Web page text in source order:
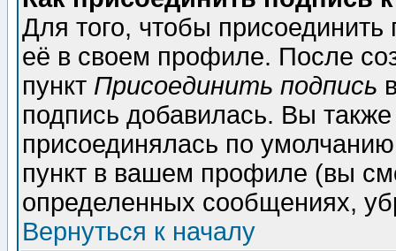
Для того, чтобы
её в своем профиле. После
пункт Присоединить подпись
подпись добавилась. Вы
присоединялась по
пункт в вашем профиле (вы
определенных сообщениях,
Вернуться к началу